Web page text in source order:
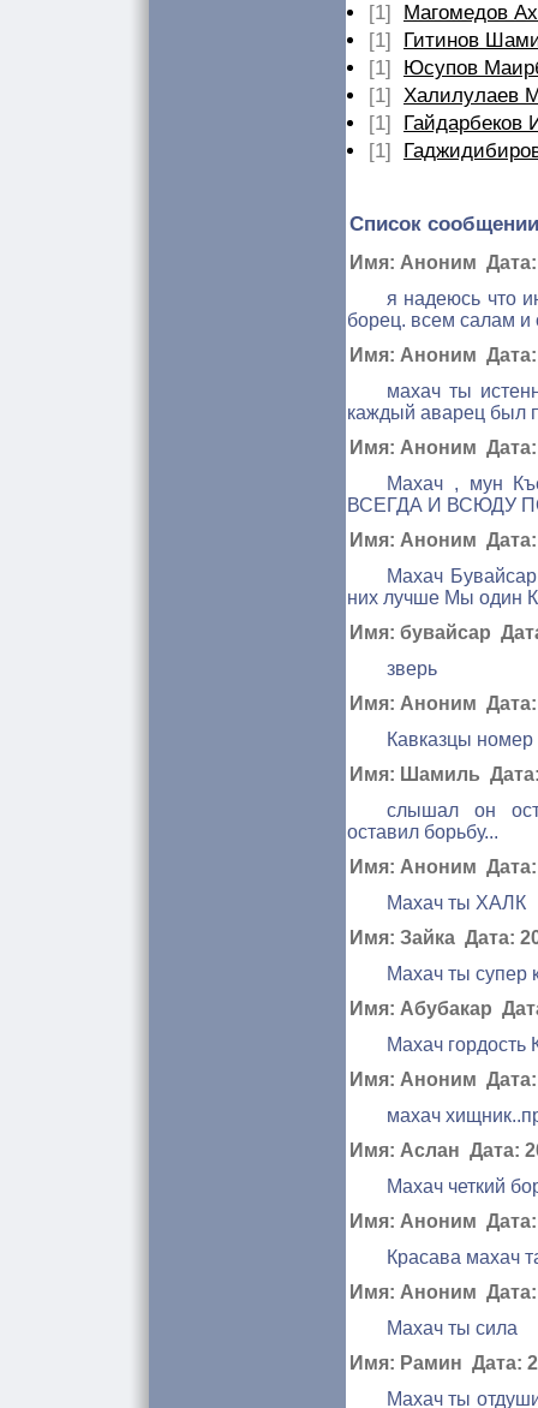
[1]
Магомедов
[1]
Гитинов
[1]
Юсупов
[1] Халилулаев
[1]
Гайдарбеков
[1]
Список
Имя: Аноним Дата:
я надеюсь что
борец. всем салам и
Имя: Аноним Дата:
махач ты
каждый аварец был
Имя: Аноним Дата:
Махач , мун
ВСЕГДА И ВСЮДУ
Имя: Аноним Дата:
Махач
них лучше Мы
Имя: бувайсар
зверь
Имя: Аноним Дата:
Кавказцы
Имя: Шамиль Дата:
слышал он
оставил борьбу...
Имя: Аноним Дата:
Махач ты ХАЛК
Имя: Зайка Дата:
Махач ты супер
Имя: Абубакар
Махач гордость
Имя: Аноним Дата:
махач
Имя: Аслан Дата:
Махач четкий
Имя: Аноним Дата:
Красава махач
Имя: Аноним Дата:
Махач ты сила
Имя: Рамин Дата:
Махач ты